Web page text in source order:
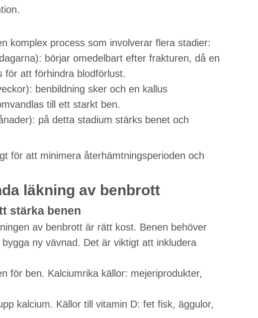
komplex process som involverar flera stadier:
börjar omedelbart efter frakturen, då en
för att förhindra blodförlust.
benbildning sker och en kallus
till ett starkt ben.
på detta stadium stärks benet och
för att minimera återhämtningsperioden och
läkning av benbrott
stärka benen
av benbrott är rätt kost. Benen behöver
ny vävnad. Det är viktigt att inkludera
för ben. Kalciumrika källor: mejeriprodukter,
kalcium. Källor till vitamin D: fet fisk, äggulor,